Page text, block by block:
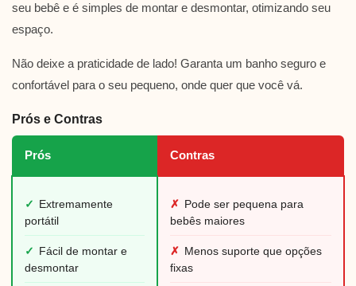
seu bebê e é simples de montar e desmontar, otimizando seu
espaço.
Não deixe a praticidade de lado! Garanta um banho seguro e
confortável para o seu pequeno, onde quer que você vá.
Prós e Contras
Prós Contras
✓
Extremamente
portátil
✓
Fácil de montar e
desmontar
✗ Pode ser pequena para
bebês maiores
✗ Menos suporte que opções
fixas